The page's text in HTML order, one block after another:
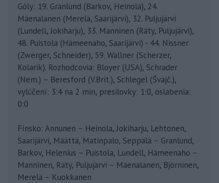
Góly: 19. Granlund (Barkov, Heinola), 24.
Mäenalanen (Merelä, Saarijärvi), 32. Puljujärvi
(Lundell, Jokiharju), 33. Manninen (Räty, Puljujärvi),
48. Puistola (Hämeenaho, Saarijärvi) - 44. Nissner
(Zwerger, Schneider), 59. Wallner (Scherzer,
Kolarik). Rozhodcovia: Bloyer (USA), Schrader
(Nem.) – Beresford (V.Brit.), Schlegel (Švajč.),
vylúčení: 3:4 na 2 min, presilovky: 1:0, oslabenia:
0:0
Fínsko: Annunen – Heinola, Jokiharju, Lehtonen,
Saarijärvi, Määttä, Matinpalo, Seppälä – Granlund,
Barkov, Helenius – Puistola, Lundell, Hämeenaho –
Manninen, Räty, Puljujärvi – Mäenalanen, Björninen,
Merelä – Kuokkanen